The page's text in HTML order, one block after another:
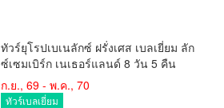
ทัวร์ยุโรปเบเนลักซ์ ฝรั่งเศส เบลเยี่ยม ลัก
ซ์เซมเบิร์ก เนเธอร์แลนด์ 8 วัน 5 คืน
ก.ย., 69 - พ.ค., 70
ทัวร์เบลเยี่ยม